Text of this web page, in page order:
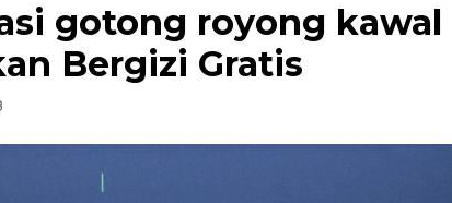
gotong royong kawal
Bergizi Gratis